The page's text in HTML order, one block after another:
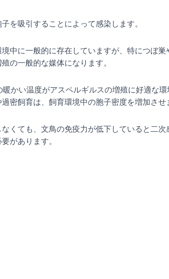
を吸引することによって感染します。
中に一般的に存在していますが、特につぼ
の一般的な媒体になります。
暖かい温度がアスペルギルスの増殖に好適な
密飼育は、飼育環境中の胞子密度を増加させ
くても、文鳥の免疫力が低下していると二
があります。